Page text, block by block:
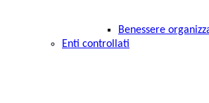
Benessere
Enti controllati